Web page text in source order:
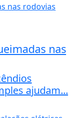
nas
ajudam...